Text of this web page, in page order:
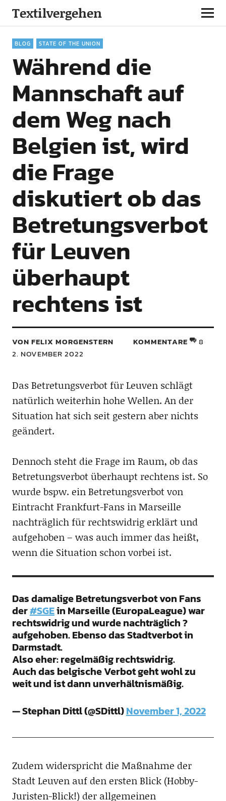
Textilvergehen
BLOG STATE OF THE UNION
Während die
Mannschaft auf
dem Weg nach
Belgien ist, wird
die Frage
diskutiert ob das
Betretungsverbot
für Leuven
überhaupt
rechtens ist
VON FELIX MORGENSTERN
2. NOVEMBER 2022
KOMMENTARE 8
Das Betretungsverbot für Leuven schlägt
natürlich weiterhin hohe Wellen. An der
Situation hat sich seit gestern aber nichts
geändert.
Dennoch steht die Frage im Raum, ob das
Betretungsverbot überhaupt rechtens ist. So
wurde bspw. ein Betretungsverbot von
Eintracht Frankfurt-Fans in Marseille
nachträglich für rechtswidrig erklärt und
aufgehoben – was auch immer das heißt,
wenn die Situation schon vorbei ist.
Das damalige Betretungsverbot von Fans
der#SGEin Marseille (EuropaLeague) war
rechtswidrig und wurde nachträglich ?
aufgehoben. Ebenso das Stadtverbot in
Darmstadt.
Also eher: regelmäßig rechtswidrig.
Auch das belgische Verbot geht wohl zu
weit und ist dann unverhältnismäßig.
— Stephan Dittl (@SDittl)November 1, 2022
Zudem widerspricht die Maßnahme der
Stadt Leuven auf den ersten Blick (Hobby-
Juristen-Blick!) der allgemeinen